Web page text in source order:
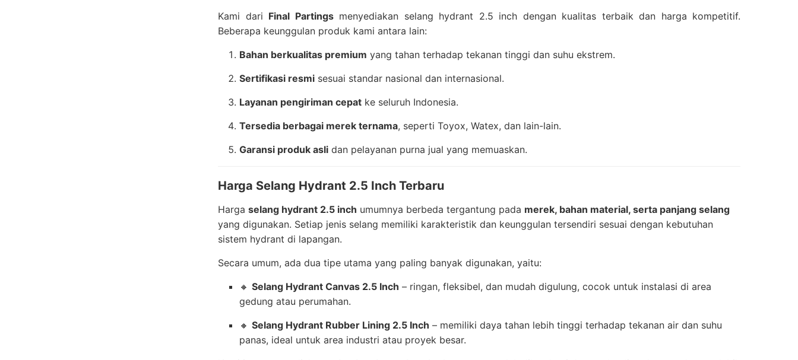
Kami dari Final Partingsmenyediakan selang hydrant 2.5 inch dengan kualitas terbaik dan harga kompetitif.
Beberapa keunggulan produk kami antara lain:
Bahan berkualitas premium yang tahan terhadap tekanan tinggi dan suhu ekstrem.
Sertifikasi resmi sesuai standar nasional dan internasional.
Layanan pengiriman cepat ke seluruh Indonesia.
Tersedia berbagai merek ternama, seperti Toyox, Watex, dan lain-lain.
Garansi produk asli dan pelayanan purna jual yang memuaskan.
Harga Selang Hydrant 2.5 Inch Terbaru
Harga selang hydrant 2.5 inch umumnya berbeda tergantung pada merek, bahan material, serta panjang selang
yang digunakan. Setiap jenis selang memiliki karakteristik dan keunggulan tersendiri sesuai dengan kebutuhan
sistem hydrant di lapangan.
Secara umum, ada dua tipe utama yang paling banyak digunakan, yaitu:
🔸 Selang Hydrant Canvas 2.5 Inch – ringan, fleksibel, dan mudah digulung, cocok untuk instalasi di area
gedung atau perumahan.
🔸 Selang Hydrant Rubber Lining 2.5 Inch – memiliki daya tahan lebih tinggi terhadap tekanan air dan suhu
panas, ideal untuk area industri atau proyek besar.